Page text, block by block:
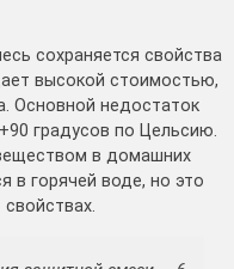
сохраняется свойства
высокой стоимостью,
Основной недостаток
градусов по Цельсию.
в домашних
в горячей воде, но это